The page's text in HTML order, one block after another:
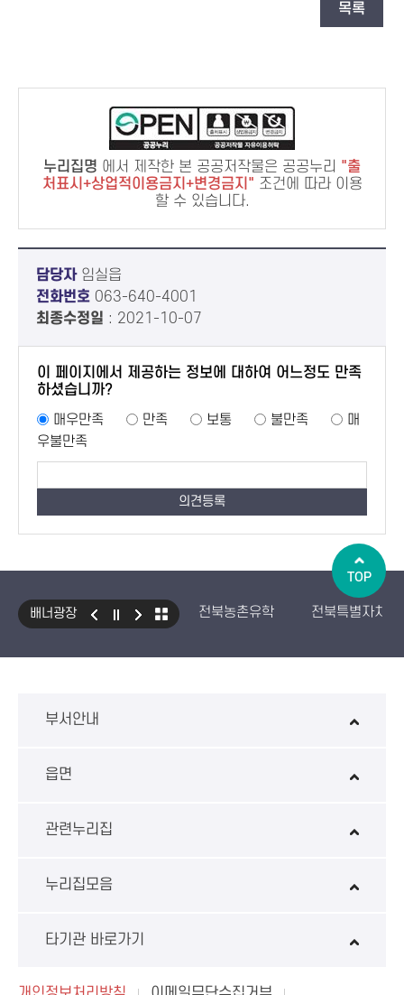
목록
누리집명 에서 제작한 본 공공저작물은 공공누리
출
처표시+상업적이용금지+변경금지
조건에 따라 이용
할 수 있습니다.
담당자임실읍
전화번호 063-640-4001
최종수정일 : 2021-10-07
이 페이지에서 제공하는 정보에 대하여 어느정도 만족
하셨습니까?
매우만족
만족 보통 불만족
매
우불만족
배너광장 전북농촌유학
전북특별자치
부서안내
읍면
관련누리집
누리집모음
타기관 바로가기
TOP